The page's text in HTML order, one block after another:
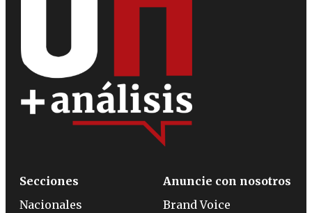
Secciones
Nacionales
Anuncie con nosotros
Brand Voice